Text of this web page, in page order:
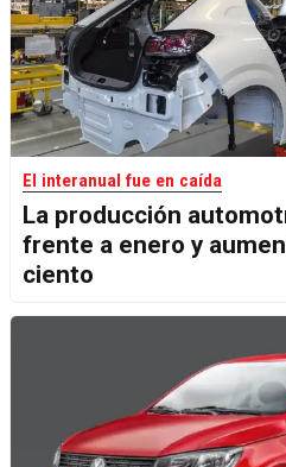
El interanual fue en caída
La producción
frente a enero y
ciento